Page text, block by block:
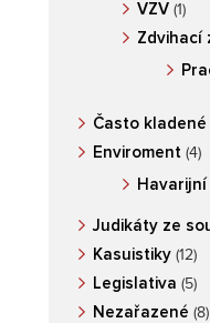
VZV (1)
Zdvihací
Často
Enviroment (4)
Judikáty ze
Kasuistiky (12)
Legislativa (5)
Nezařazené (8)